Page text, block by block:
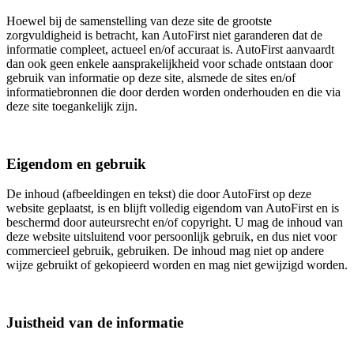
Hoewel bij de samenstelling van deze site de grootste
zorgvuldigheid is betracht, kan AutoFirst niet garanderen dat de
informatie compleet, actueel en/of accuraat is. AutoFirst aanvaardt
dan ook geen enkele aansprakelijkheid voor schade ontstaan door
gebruik van informatie op deze site, alsmede de sites en/of
informatiebronnen die door derden worden onderhouden en die via
deze site toegankelijk zijn.
Eigendom en gebruik
De inhoud (afbeeldingen en tekst) die door AutoFirst op deze
website geplaatst, is en blijft volledig eigendom van AutoFirst en is
beschermd door auteursrecht en/of copyright. U mag de inhoud van
deze website uitsluitend voor persoonlijk gebruik, en dus niet voor
commercieel gebruik, gebruiken. De inhoud mag niet op andere
wijze gebruikt of gekopieerd worden en mag niet gewijzigd worden.
Juistheid van de informatie